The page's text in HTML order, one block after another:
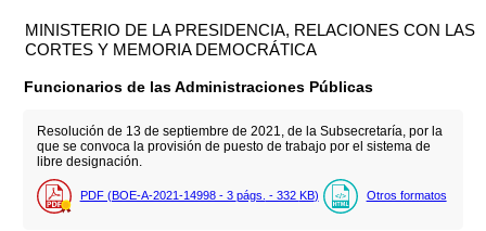
MINISTERIO DE LA PRESIDENCIA, RELACIONES CON LAS
CORTES Y MEMORIA DEMOCRÁTICA
Funcionarios de las Administraciones Públicas
Resolución de 13 de septiembre de 2021, de la Subsecretaría, por la
que se convoca la provisión de puesto de trabajo por el sistema de
libre designación.
PDF (BOE-A-2021-14998 - 3 págs. - 332 KB) Otros formatos